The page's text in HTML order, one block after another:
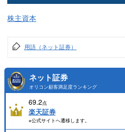
株主資本
用語（ネット証券）
ネット証券
オリコン顧客満足度ランキング
69.2点
楽天証券
※公式サイトへ遷移します。